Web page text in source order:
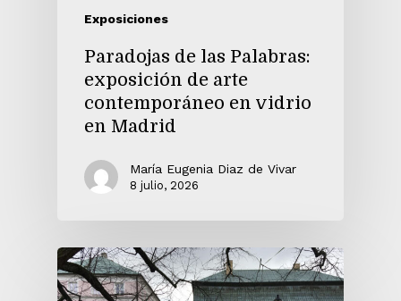
Exposiciones
Paradojas de las Palabras:
exposición de arte
contemporáneo en vidrio
en Madrid
María Eugenia Diaz de Vivar
8 julio, 2026